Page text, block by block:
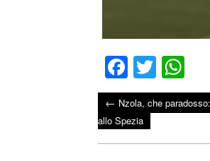
Fa
ce
bo
ok
T
wi
tte
ha
ts
Post
← Nzola, che
allo Spezia